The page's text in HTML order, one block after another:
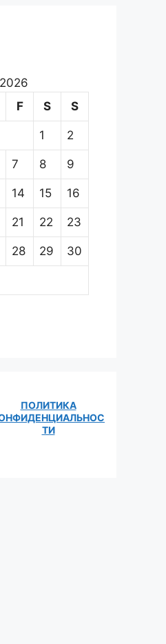
F S S
1 2
7 8 9
14 15 16
21 22 23
28 29 30
ПОЛИТИКА
ТИ